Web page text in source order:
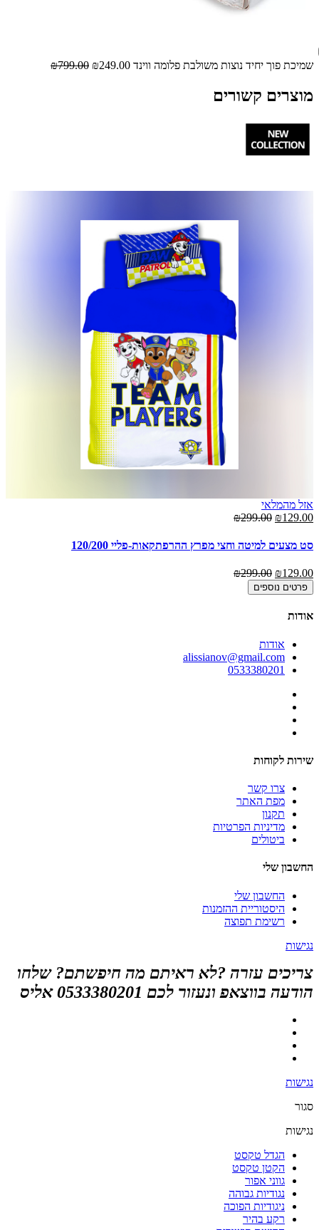
שמיכת פוך יחיד נוצות משולבת פלומה ווינד ₪249.00
₪799.00
מוצרים קשורים
אזל מהמלאי
₪129.00
₪299.00
סט מצעים למיטה וחצי מפרץ ההרפתקאות-פליי 120/200
₪129.00
₪299.00
פרטים נוספים
אודות
אודות
alissianov@gmail.com
0533380201
שירות לקוחות
צרו קשר
מפת האתר
תקנון
מדיניות הפרטיות
ביטולים
החשבון שלי
החשבון שלי
היסטוריית ההזמנות
רשימת תפוצה
נגישות
צריכים עזרה ?לא ראיתם מה חיפשתם? שלחו
הודעה בווצאפ ונעזור לכם 0533380201 אליס
נגישות
סגור
נגישות
הגדל טקסט
הקטן טקסט
גווני אפור
נגודיות גבוהה
ניגודיות הפוכה
רקע בהיר